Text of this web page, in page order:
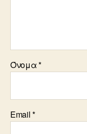
Όνομα*
Email*